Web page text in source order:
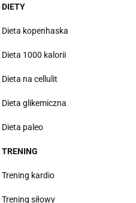
DIETY
Dieta kopenhaska
Dieta 1000 kalorii
Dieta na cellulit
Dieta glikemiczna
Dieta paleo
TRENING
Trening kardio
Trening siłowy